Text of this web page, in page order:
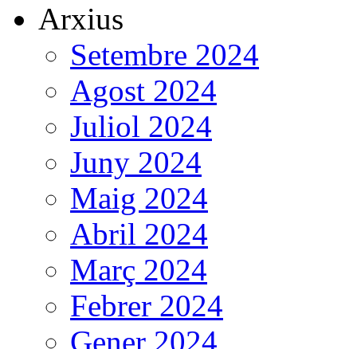
Arxius
Setembre 2024
Agost 2024
Juliol 2024
Juny 2024
Maig 2024
Abril 2024
Març 2024
Febrer 2024
Gener 2024